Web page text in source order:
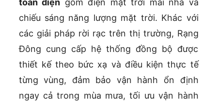
toàn diện gồm điện mặt trời mái nhà và
chiếu sáng năng lượng mặt trời. Khác với
các giải pháp rời rạc trên thị trường, Rạng
Đông cung cấp hệ thống đồng bộ được
thiết kế theo bức xạ và điều kiện thực tế
từng vùng, đảm bảo vận hành ổn định
ngay cả trong mùa mưa, tối ưu vận hành